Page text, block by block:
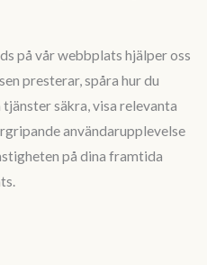
på vår webbplats hjälper oss
presterar, spåra hur du
säkra, visa relevanta
användarupplevelse
på dina framtida